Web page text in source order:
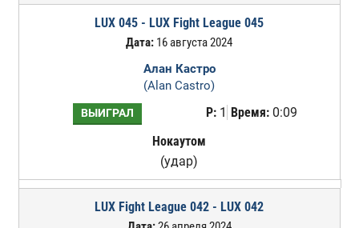
LUX 045 - LUX Fight League 045
Дата: 16 августа 2024
Алан Кастро
(Alan Castro)
ВЫИГРАЛ Р:1 Время:0:09
Нокаутом
(удар)
LUX Fight League 042 - LUX 042